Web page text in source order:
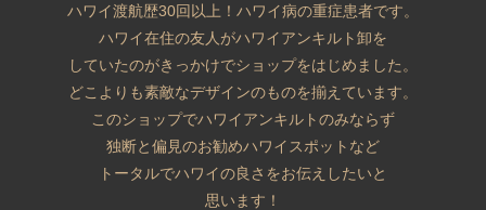
ハワイ渡航歴30回以上！ハワイ病の重症患者です。
ハワイ在住の友人がハワイアンキルト卸を
していたのがきっかけでショップをはじめました。
どこよりも素敵なデザインのものを揃えています。
このショップでハワイアンキルトのみならず
独断と偏見のお勧めハワイスポットなど
トータルでハワイの良さをお伝えしたいと
思います！